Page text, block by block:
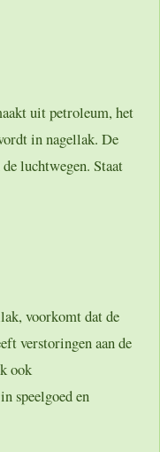
uit petroleum, het
in nagellak. De
luchtwegen. Staat
voorkomt dat de
verstoringen aan de
ook
speelgoed en